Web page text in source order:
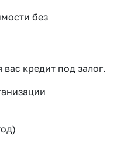
без
кредит под залог.